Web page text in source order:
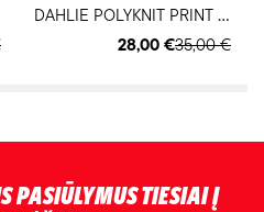
D
AHLIE POLYKNIT PRINT kepurė
35,00 €
28,00 €
PASIŪLYMUS TIESIAI Į